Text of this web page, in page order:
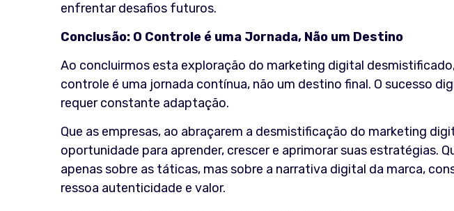
enfrentar desafios futuros.
Conclusão: O Controle é uma Jornada, Não um Destino
Ao concluirmos esta exploração do marketing digital
controle é uma jornada contínua, não um destino final. O sucesso
requer constante adaptação.
Que as empresas, ao abraçarem a desmistificação do marketing
oportunidade para aprender, crescer e aprimorar suas estratégias.
apenas sobre as táticas, mas sobre a narrativa digital da marca,
ressoa autenticidade e valor.